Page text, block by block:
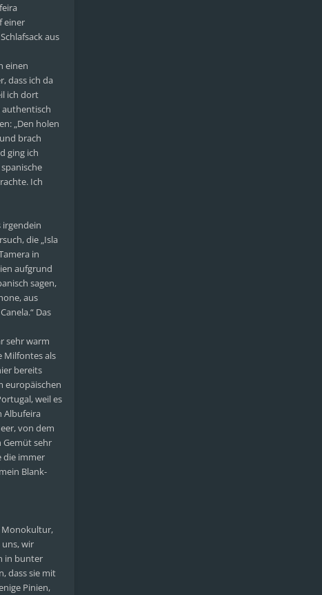
einer
aus
einen
dass ich da
ich dort
authentisch
„Den holen
brach
ging ich
Ich
irgendein
die „Isla
in
aufgrund
sagen,
aus
Das
sehr warm
Milfontes als
bereits
europäischen
weil es
Albufeira
von dem
Gemüt sehr
die immer
Blank-
Monokultur,
wir
in bunter
dass sie mit
Pinien,